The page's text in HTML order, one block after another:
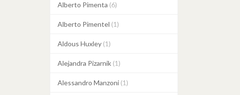
Alberto Pimenta (6)
Alberto Pimentel (1)
Aldous Huxley (1)
Alejandra Pizarnik (1)
Alessandro Manzoni (1)